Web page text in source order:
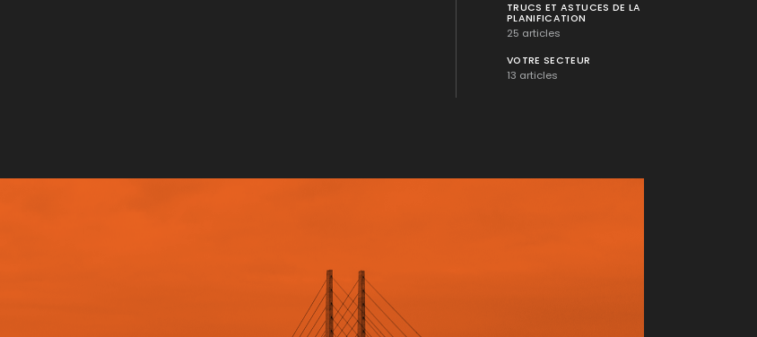
TRUCS ET ASTUCES DE LA
PLANIFICATION
25 articles
VOTRE SECTEUR
13 articles